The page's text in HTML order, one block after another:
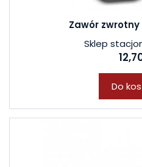
Zawór zwrotny
Sklep
Do